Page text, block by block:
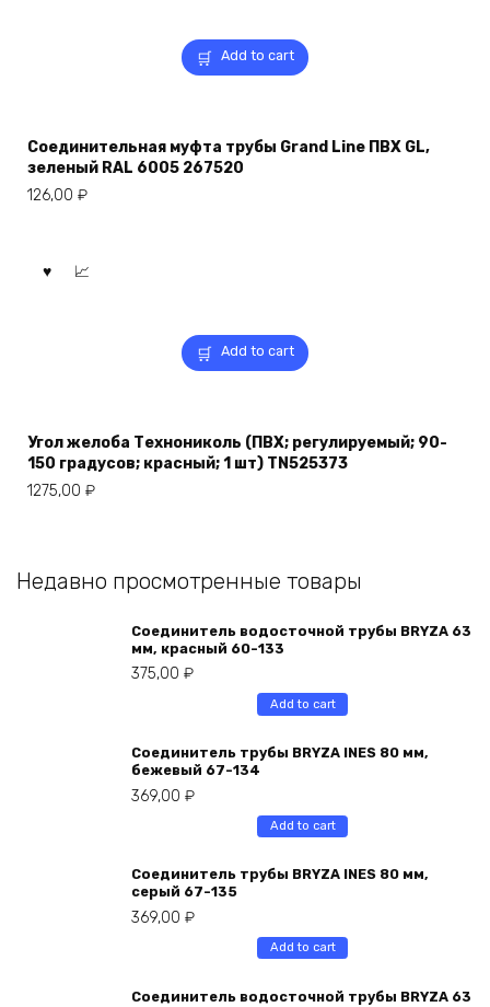
Add to cart
Соединительная муфта трубы Grand Line ПВХ GL,
зеленый RAL 6005 267520
126,00 ₽
Add to cart
Угол желоба Технониколь (ПВХ; регулируемый; 90-
150 градусов; красный; 1 шт) TN525373
1275,00 ₽
Недавно просмотренные товары
Соединитель водосточной трубы BRYZA 63
мм, краcный 60-133
375,00 ₽
Add to cart
Соединитель трубы BRYZA INES 80 мм,
бежевый 67-134
369,00 ₽
Add to cart
Соединитель трубы BRYZA INES 80 мм,
серый 67-135
369,00 ₽
Add to cart
Соединитель водосточной трубы BRYZA 63